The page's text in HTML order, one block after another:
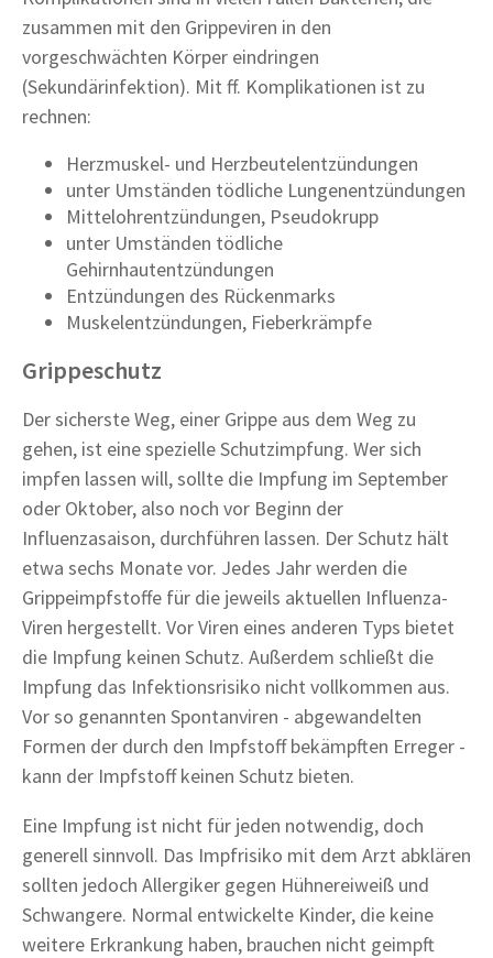
zusammen mit den Grippeviren in den
vorgeschwächten Körper eindringen
(Sekundärinfektion). Mit ff. Komplikationen ist zu
rechnen:
Herzmuskel- und Herzbeutelentzündungen
unter Umständen tödliche Lungenentzündungen
Mittelohrentzündungen, Pseudokrupp
unter Umständen tödliche
Gehirnhautentzündungen
Entzündungen des Rückenmarks
Muskelentzündungen, Fieberkrämpfe
Grippeschutz
Der sicherste Weg, einer Grippe aus dem Weg zu
gehen, ist eine spezielle Schutzimpfung. Wer sich
impfen lassen will, sollte die Impfung im September
oder Oktober, also noch vor Beginn der
Influenzasaison, durchführen lassen. Der Schutz hält
etwa sechs Monate vor. Jedes Jahr werden die
Grippeimpfstoffe für die jeweils aktuellen Influenza-
Viren hergestellt. Vor Viren eines anderen Typs bietet
die Impfung keinen Schutz. Außerdem schließt die
Impfung das Infektionsrisiko nicht vollkommen aus.
Vor so genannten Spontanviren - abgewandelten
Formen der durch den Impfstoff bekämpften Erreger -
kann der Impfstoff keinen Schutz bieten.
Eine Impfung ist nicht für jeden notwendig, doch
generell sinnvoll. Das Impfrisiko mit dem Arzt abklären
sollten jedoch Allergiker gegen Hühnereiweiß und
Schwangere. Normal entwickelte Kinder, die keine
weitere Erkrankung haben, brauchen nicht geimpft